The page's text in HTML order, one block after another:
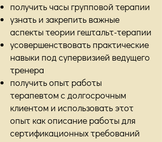
получить часы групповой терапии
узнать и закрепить важные
аспекты теории гештальт-терапии
усовершенствовать практические
навыки под супервизией ведущего
тренера
получить опыт работы
терапевтом с долгосрочным
клиентом и использовать этот
опыт как описание работы для
сертификационных требований